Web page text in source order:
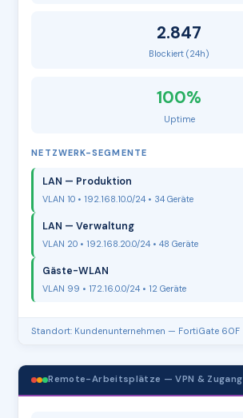
2.847
Blockiert (24h)
100%
Uptime
NETZWERK-SEGMENTE
LAN — Produktion
VLAN 10 • 192.168.10.0/24 • 34 Geräte
LAN — Verwaltung
VLAN 20 • 192.168.20.0/24 • 48 Geräte
Gäste-WLAN
VLAN 99 • 172.16.0.0/24 • 12 Geräte
Standort: Kundenunternehmen — FortiGate 60F
Remote-Arbeitsplätze — VPN & Zugang